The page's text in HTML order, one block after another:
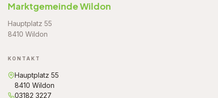
Marktgemeinde Wildon
Hauptplatz 55
8410 Wildon
KONTAKT
Hauptplatz 55
8410 Wildon
03182 3227